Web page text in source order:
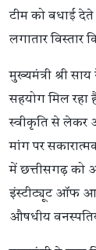
टीम को बधाई
लगातार विस्तार
मुख्यमंत्री श्री
सहयोग मिल रहा
स्वीकृति से लेकर
मांग पर
में छत्तीसगढ़ को
इंस्टीट्यूट ऑफ
औषधीय